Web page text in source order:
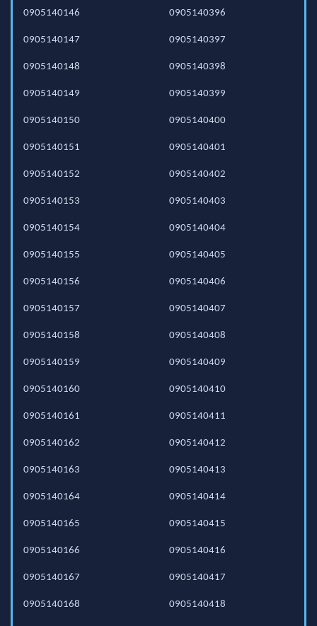
0905140146
0905140147
0905140148
0905140149
0905140150
0905140151
0905140152
0905140153
0905140154
0905140155
0905140156
0905140157
0905140158
0905140159
0905140160
0905140161
0905140162
0905140163
0905140164
0905140165
0905140166
0905140167
0905140168
0905140396
0905140397
0905140398
0905140399
0905140400
0905140401
0905140402
0905140403
0905140404
0905140405
0905140406
0905140407
0905140408
0905140409
0905140410
0905140411
0905140412
0905140413
0905140414
0905140415
0905140416
0905140417
0905140418